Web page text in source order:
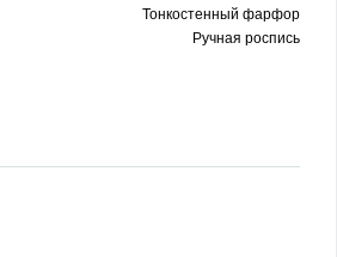
Тонкостенный фарфор
Ручная роспись